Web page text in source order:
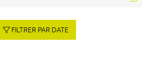
FILTRER PAR DATE